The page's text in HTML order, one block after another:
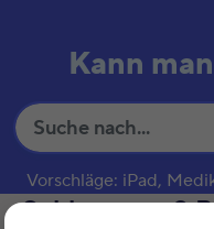
Kann
S
u
h
Vorschläge: iPad,
Schlagwort:2